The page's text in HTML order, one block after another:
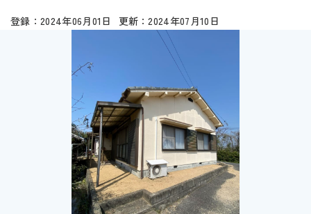
2024年06月01日 2024年07月10日